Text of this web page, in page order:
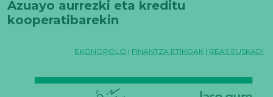
Azuayo aurrezki eta kreditu
kooperatibarekin
EKONOPOLO | FINANTZA ETIKOAK | REAS EUSKADI